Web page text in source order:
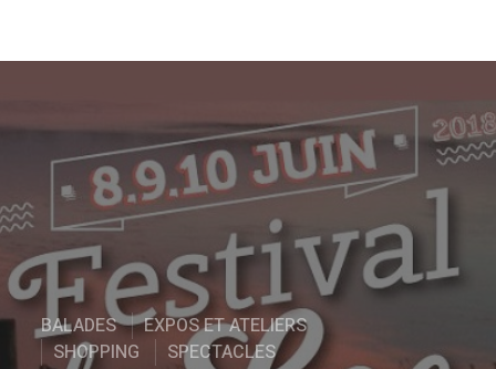
BALADES
EXPOS ET ATELIERS
SHOPPING
SPECTACLES